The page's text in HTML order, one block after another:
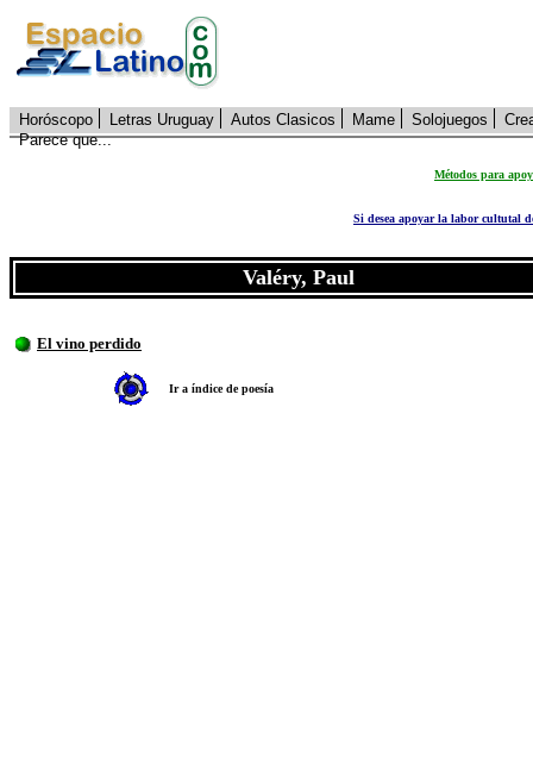
Horóscopo Letras Uruguay Autos Clasicos Mame Solojuegos
Parece que...
Métodos para
Si desea apoyar la labor cultutal
Valéry, Paul
El vino perdido
Ir a índice de poesía